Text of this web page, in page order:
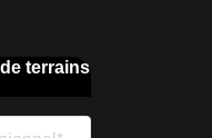
terrains